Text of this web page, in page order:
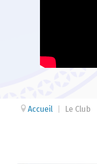
Accueil Le Club